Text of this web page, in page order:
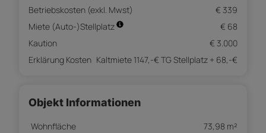
Betriebskosten (exkl. Mwst)
€ 339
Miete (Auto-)Stellplatz
€ 68
Kaution
€ 3.000
Erklärung Kosten Kaltmiete 1147,-€ TG Stellplatz + 68,-€
Objekt Informationen
Wohnfläche
73,98 m²